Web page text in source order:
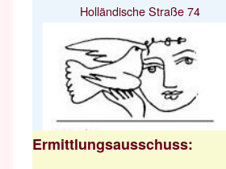
Holländische Straße 74
Ermittlungsausschuss: